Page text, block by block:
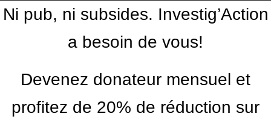
Ni pub, ni subsides. Investig’Action
a besoin de vous!
Devenez donateur mensuel et
profitez de 20% de réduction sur